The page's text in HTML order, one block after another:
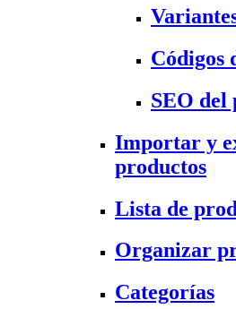
Códigos
SEO del
Importar y
productos
Lista de
Organizar
Categorías